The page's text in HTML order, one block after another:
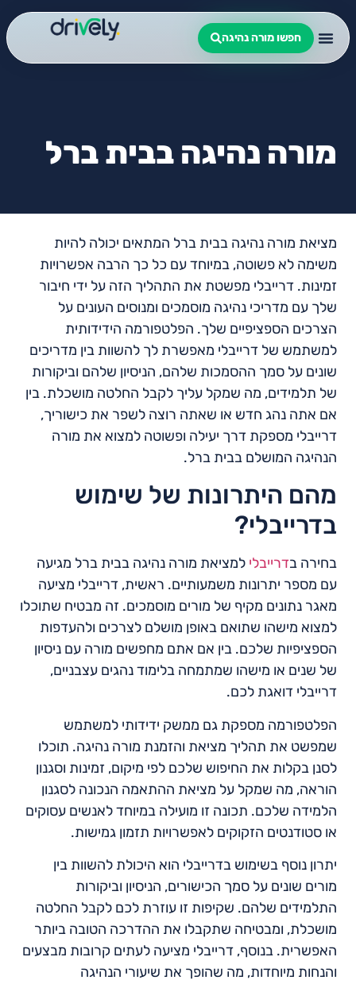
חפשו מורה נהיגה
מורה נהיגה בבית ברל
מציאת מורה נהיגה בבית ברל המתאים יכולה להיות
משימה לא פשוטה, במיוחד עם כל כך הרבה אפשרויות
זמינות. דרייבלי מפשטת את התהליך הזה על ידי חיבור
שלך עם מדריכי נהיגה מוסמכים ומנוסים העונים על
הצרכים הספציפיים שלך. הפלטפורמה הידידותית
למשתמש של דרייבלי מאפשרת לך להשוות בין מדריכים
שונים על סמך ההסמכות שלהם, הניסיון שלהם וביקורות
של תלמידים, מה שמקל עליך לקבל החלטה מושכלת. בין
אם אתה נהג חדש או שאתה רוצה לשפר את כישוריך,
דרייבלי מספקת דרך יעילה ופשוטה למצוא את מורה
הנהיגה המושלם בבית ברל.
מהם היתרונות של שימוש
בדרייבלי?
בחירה בדרייבלי למציאת מורה נהיגה בבית ברל מגיעה
עם מספר יתרונות משמעותיים. ראשית, דרייבלי מציעה
מאגר נתונים מקיף של מורים מוסמכים. זה מבטיח שתוכלו
למצוא מישהו שתואם באופן מושלם לצרכים ולהעדפות
הספציפיות שלכם. בין אם אתם מחפשים מורה עם ניסיון
של שנים או מישהו שמתמחה בלימוד נהגים עצבניים,
דרייבלי דואגת לכם.
הפלטפורמה מספקת גם ממשק ידידותי למשתמש
שמפשט את תהליך מציאת והזמנת מורה נהיגה. תוכלו
לסנן בקלות את החיפוש שלכם לפי מיקום, זמינות וסגנון
הוראה, מה שמקל על מציאת ההתאמה הנכונה לסגנון
הלמידה שלכם. תכונה זו מועילה במיוחד לאנשים עסוקים
או סטודנטים הזקוקים לאפשרויות תזמון גמישות.
יתרון נוסף בשימוש בדרייבלי הוא היכולת להשוות בין
מורים שונים על סמך הכישורים, הניסיון וביקורות
התלמידים שלהם. שקיפות זו עוזרת לכם לקבל החלטה
מושכלת, ומבטיחה שתקבלו את ההדרכה הטובה ביותר
האפשרית. בנוסף, דרייבלי מציעה לעתים קרובות מבצעים
והנחות מיוחדות, מה שהופך את שיעורי הנהיגה